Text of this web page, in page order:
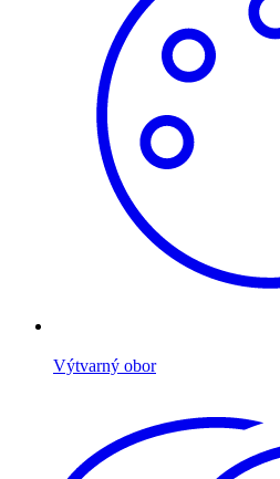
Výtvarný obor